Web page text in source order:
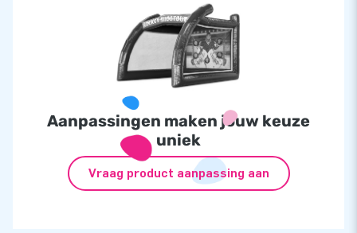
Aanpassingen maken jouw keuze
uniek
Vraag product aanpassing aan